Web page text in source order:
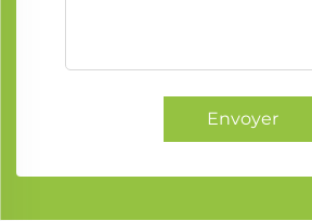
Envoyer